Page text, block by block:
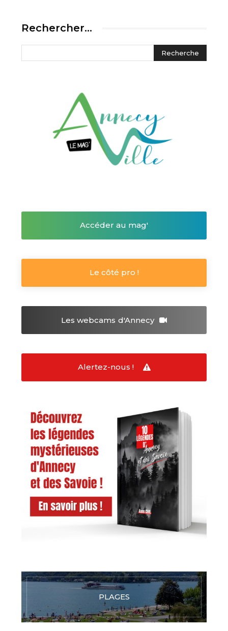
Rechercher…
Accéder au mag'
Le côté pro !
Les webcams d'Annecy
Alertez-nous !
PLAGES